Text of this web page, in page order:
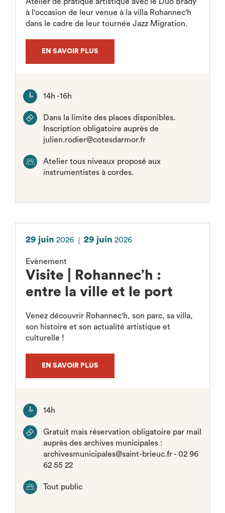
à l'occasion de leur venue à la villa Rohannec'h
dans le cadre de leur tournée Jazz Migration.
EN SAVOIR PLUS
14h -16h
Dans la limite des places disponibles.
Inscription obligatoire auprès de
julien.rodier@cotesdarmor.fr
Atelier tous niveaux proposé aux
instrumentistes à cordes.
29 juin 2026 29 juin 2026
Evènement
Visite | Rohannec’h :
entre la ville et le port
Venez découvrir Rohannec'h, son parc, sa villa,
son histoire et son actualité artistique et
culturelle !
EN SAVOIR PLUS
14h
Gratuit mais réservation obligatoire par mail
auprès des archives municipales :
archivesmunicipales@saint-brieuc.fr - 02 96
62 55 22
Tout public